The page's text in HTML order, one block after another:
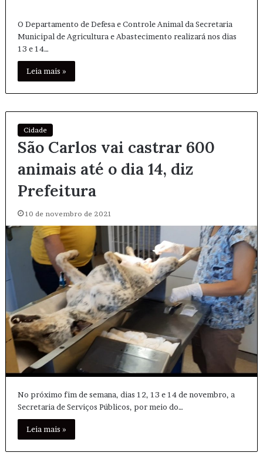
O Departamento de Defesa e Controle Animal da Secretaria
Municipal de Agricultura e Abastecimento realizará nos dias
13 e 14…
Leia mais »
Cidade
São Carlos vai castrar 600
animais até o dia 14, diz
Prefeitura
10 de novembro de 2021
No próximo fim de semana, dias 12, 13 e 14 de novembro, a
Secretaria de Serviços Públicos, por meio do…
Leia mais »